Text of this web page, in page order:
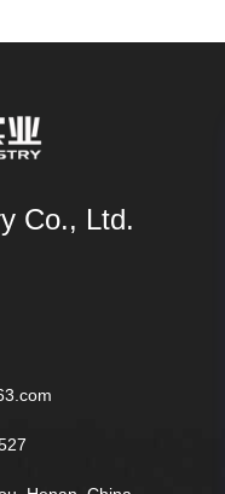
Co., Ltd.